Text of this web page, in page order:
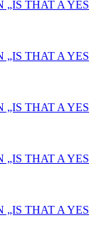
„IS THAT A YES
„IS THAT A YES
„IS THAT A YES
„IS THAT A YES
„IS THAT A YES